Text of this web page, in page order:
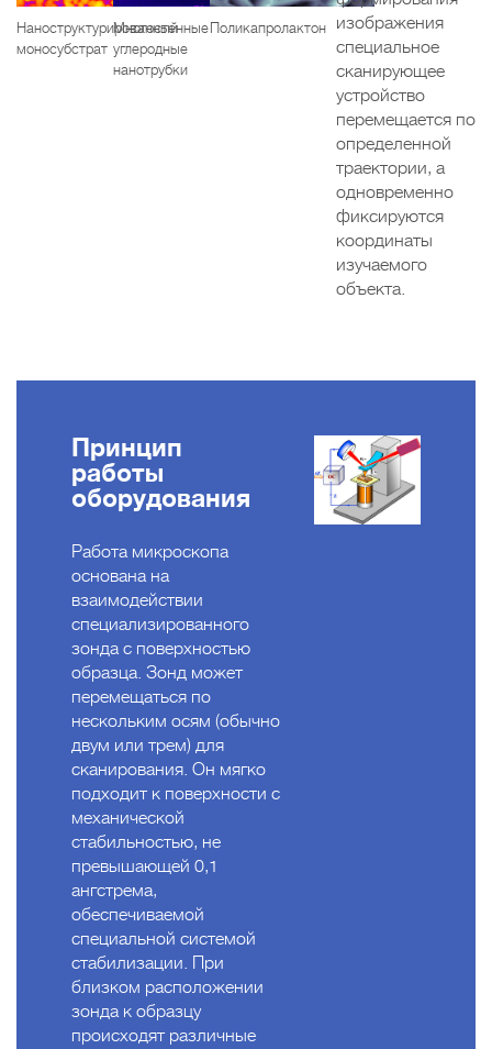
Наноструктурированный
моносубстрат
Многостенные
углеродные
нанотрубки
Поликапролактон
изображения
специальное
сканирующее
устройство
перемещается по
определенной
траектории, а
одновременно
фиксируются
координаты
изучаемого
объекта.
Принцип
работы
оборудования
Работа микроскопа
основана на
взаимодействии
специализированного
зонда с поверхностью
образца. Зонд может
перемещаться по
нескольким осям (обычно
двум или трем) для
сканирования. Он мягко
подходит к поверхности с
механической
стабильностью, не
превышающей 0,1
ангстрема,
обеспечиваемой
специальной системой
стабилизации. При
близком расположении
зонда к образцу
происходят различные